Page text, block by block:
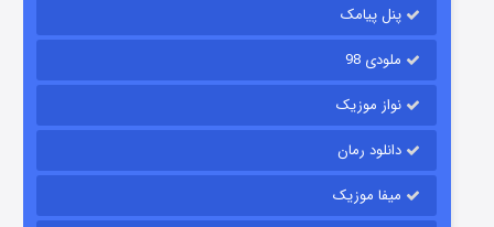
پنل پیامک
ملودی 98
نواز موزیک
دانلود رمان
میفا موزیک